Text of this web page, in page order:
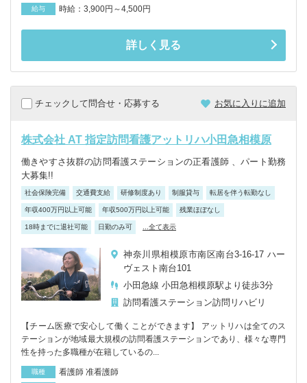
給与 時給：3,900円～4,500円
詳しく見る
チェックして問合せ・応募する お気に入りに追加
株式会社 AT 指定訪問看護アットリハ小田急相模原
働きやすさ抜群の訪問看護ステーションの正看護師 、パート勤務
大募集!!
社会保険完備 交通費支給 研修制度あり 制服貸与 転居を伴う転勤なし
年収400万円以上可能 年収500万円以上可能 残業ほぼなし
18時までに退社可能 日勤のみ可 ...全て表示
神奈川県相模原市南区南台3-16-17 ハー
ヴェスト南台101
小田急線 小田急相模原駅より徒歩3分
訪問看護ステーション訪問リハビリ
【チーム医療で安心して働くことができます】 アットリハは全てのス
テーションが地域最大規模の訪問看護ステーションであり、様々な専門
性を持った多職種が在籍しているの...
職種 看護師 准看護師